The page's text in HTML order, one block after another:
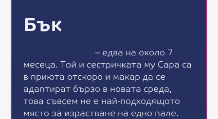
Бък
– едва на около 7
месеца. Той и сестричката му Сара са
в приюта отскоро и макар да се
адаптират бързо в новата среда,
това съвсем не е най-подходящото
място за израстване на едно пале.